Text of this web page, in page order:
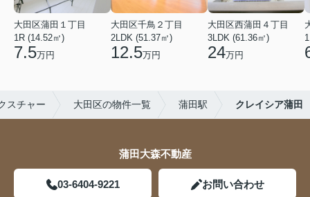
大田区蒲田１丁目
1R (14.52㎡)
7.5万円
大田区千鳥２丁目
2LDK (51.37㎡)
12.5万円
大田区西蒲田４丁目
3LDK (61.36㎡)
24万円
スチャー 大田区の物件一覧 蒲田駅 クレイシア蒲田
蒲田大森不動産
03-6404-9221 お問い合わせ